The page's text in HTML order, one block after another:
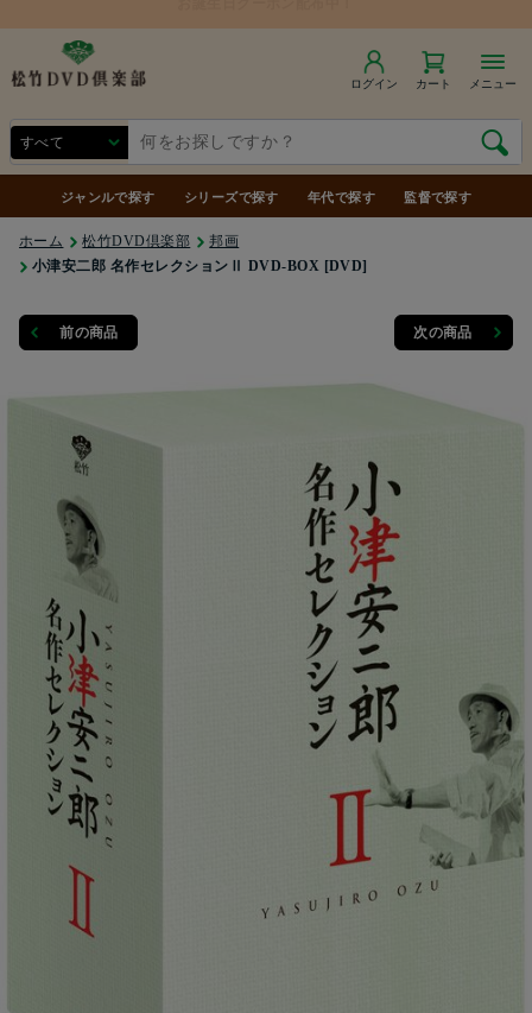
ログイン カート メニュー
ジャンルで探す シリーズで探す 年代で探す 監督で探す
ホーム 松竹DVD倶楽部
邦画
小津安二郎 名作セレクションⅡ DVD-BOX [DVD]
前の商品 次の商品